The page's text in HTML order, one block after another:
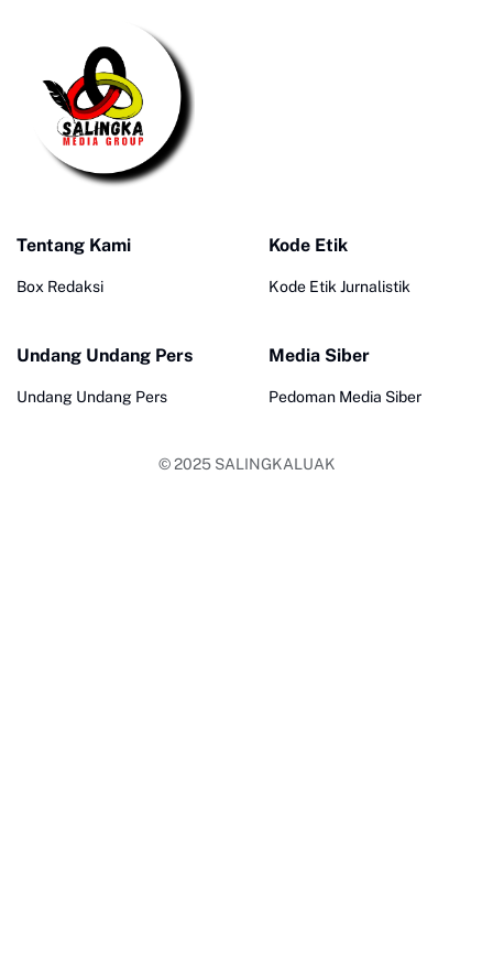
Tentang Kami
Box Redaksi
Kode Etik
Kode Etik Jurnalistik
Undang Undang Pers
Undang Undang Pers
Media Siber
Pedoman Media Siber
© 2025 SALINGKALUAK